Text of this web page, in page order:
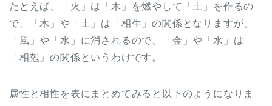
たとえば、「火」は「木」を燃やして「土」を作るの
で、「木」や「土」は「相生」の関係となりますが、
「風」や「水」に消されるので、「金」や「水」は
「相剋」の関係というわけです。
属性と相性を表にまとめてみると以下のようになりま